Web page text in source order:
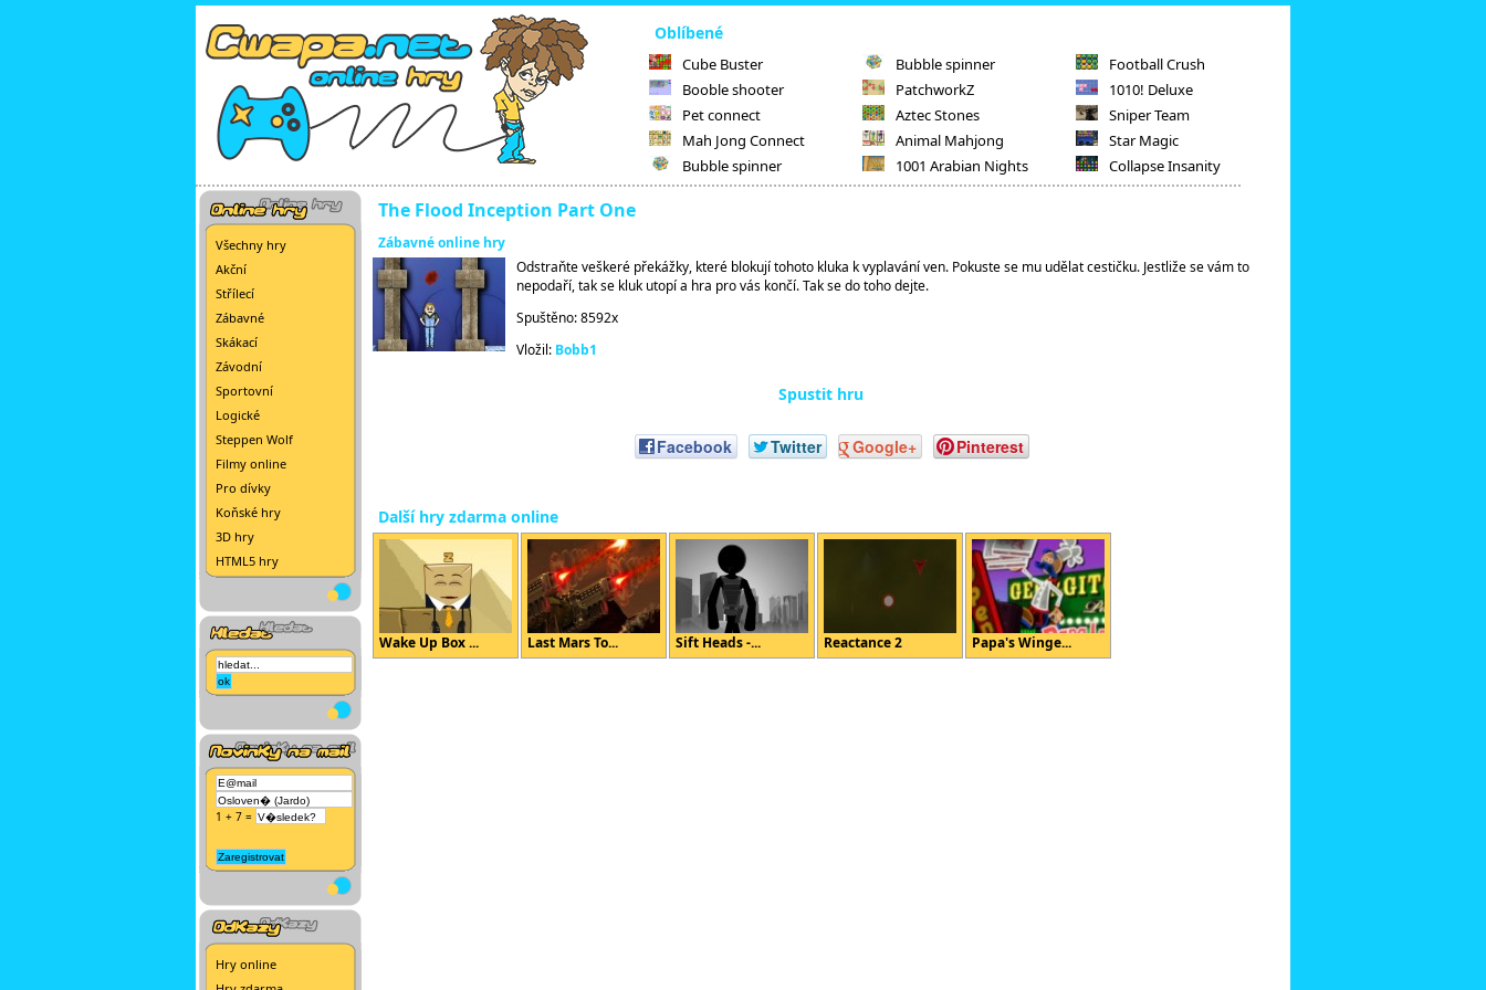
Oblíbené
Cube Buster
Booble shooter
Pet connect
Mah Jong Connect
Bubble spinner
Bubble spinner
PatchworkZ
Aztec Stones
Animal Mahjong
1001 Arabian Nights
Football Crush
1010! Deluxe
Sniper Team
Star Magic
Collapse Insanity
Všechny hry
Akční
Střílecí
Zábavné
Skákací
Závodní
Sportovní
Logické
Steppen Wolf
Filmy online
Pro dívky
Koňské hry
3D hry
HTML5 hry
1 + 7 =
Hry online
The Flood Inception Part One
Zábavné online hry
Odstraňte veškeré překážky, které blokují tohoto kluka k vyplavání ven. Pokuste se mu udělat cestičku. Jestliže se vám to
nepodaří, tak se kluk utopí a hra pro vás končí. Tak se do toho dejte.
Spuštěno: 8592x
Vložil: Bobb1
Spustit hru
Facebook Twitter Google+ Pinterest
Další hry zdarma online
Wake Up Box ... Last Mars To... Sift Heads -... Reactance 2 Papa's Winge...